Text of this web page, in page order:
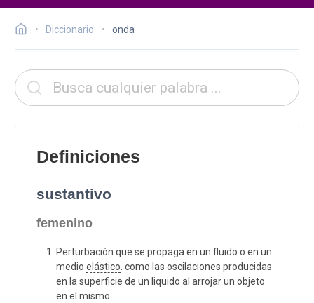
Diccionario onda
Definiciones
sustantivo
femenino
Perturbación que se propaga en un fluido o en un
medio elástico . como las oscilaciones producidas
en la superficie de un liquido al arrojar un objeto
en el mismo.